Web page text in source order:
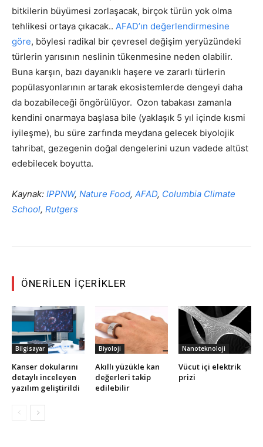
bitkilerin büyümesi zorlaşacak, birçok türün yok olma
tehlikesi ortaya çıkacak.. AFAD’ın değerlendirmesine
göre, böylesi radikal bir çevresel değişim yeryüzündeki
türlerin yarısının neslinin tükenmesine neden olabilir.
Buna karşın, bazı dayanıklı haşere ve zararlı türlerin
popülasyonlarının artarak ekosistemlerde dengeyi daha
da bozabileceği öngörülüyor. Ozon tabakası zamanla
kendini onarmaya başlasa bile (yaklaşık 5 yıl içinde kısmi
iyileşme), bu süre zarfında meydana gelecek biyolojik
tahribat, gezegenin doğal dengelerini uzun vadede altüst
edebilecek boyutta.
Kaynak: IPPNW, Nature Food, AFAD, Columbia Climate
School, Rutgers
ÖNERILEN İÇERIKLER
Bilgisayar
Kanser dokularını
detaylı inceleyen
yazılım geliştirildi
Biyoloji
Akıllı yüzükle kan
değerleri takip
edilebilir
Nanoteknoloji
Vücut içi elektrik
prizi